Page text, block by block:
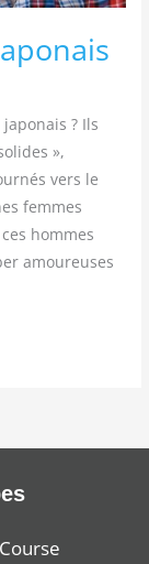
? Ils
»,
vers le
femmes
hommes
amoureuses